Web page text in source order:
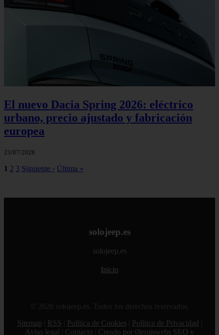
El nuevo Dacia Spring 2026: eléctrico
urbano, precio ajustado y fabricación
europea
23/07/2026
1 2 3 Siguiente › Última »
solojeep.es
solojeep.es
Inicio
© 2026 solojeep.es. Todos los derechos reservados.
Sitemap
RSS Política de Cookies Política de Privacidad
Aviso legal
Contacto Creado por 0lemiswebs SEO y